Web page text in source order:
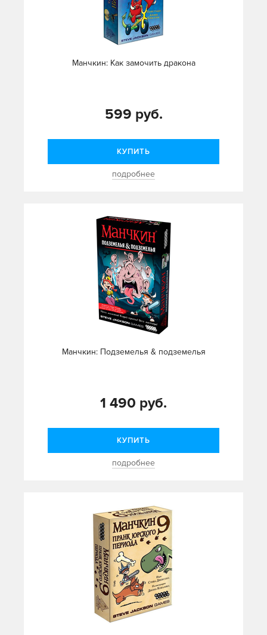
Манчкин: Как замочить дракона
599 руб.
КУПИТЬ
подробнее
Манчкин: Подземелья & подземелья
1 490 руб.
КУПИТЬ
подробнее